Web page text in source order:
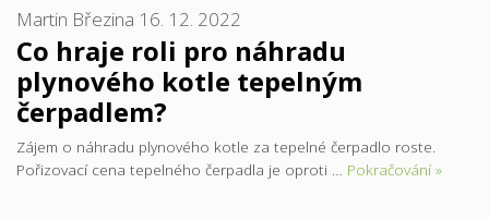
Co hraje roli pro náhradu
plynového kotle tepelným
čerpadlem?
Martin Březina 16. 12. 2022
Zájem o náhradu plynového kotle za tepelné čerpadlo roste.
Pořizovací cena tepelného čerpadla je oproti … Pokračování »